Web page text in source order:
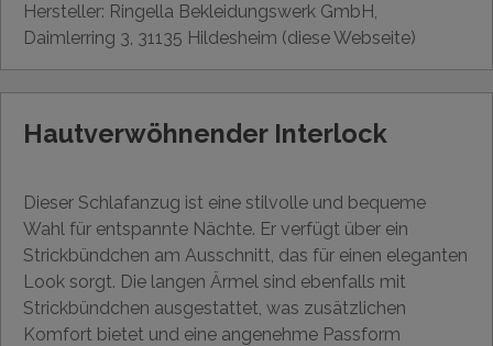
Hersteller: Ringella Bekleidungswerk GmbH,
Daimlerring 3, 31135 Hildesheim (diese Webseite)
Hautverwöhnender Interlock
Dieser Schlafanzug ist eine stilvolle und bequeme
Wahl für entspannte Nächte. Er verfügt über ein
Strickbündchen am Ausschnitt, das für einen eleganten
Look sorgt. Die langen Ärmel sind ebenfalls mit
Strickbündchen ausgestattet, was zusätzlichen
Komfort bietet und eine angenehme Passform